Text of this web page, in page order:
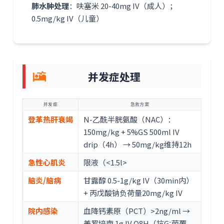
肺水肿处理：呋塞米 20-40mg IV（成人）；
0.5mg/kg IV（儿童）
并发症处理
并发症 急救方案
登革热肝衰竭
N-乙酰半胱氨酸（NAC）：
150mg/kg + 5%GS 500ml IV
drip（4h） → 50mg/kg维持12h
急性心肌炎
限液（<1.5l>
脑炎/脑病
甘露醇 0.5-1g/kg IV（30min内）
+ 丙戊酸钠负荷量20mg/kg IV
院内感染
血降钙素原（PCT）>2ng/ml →